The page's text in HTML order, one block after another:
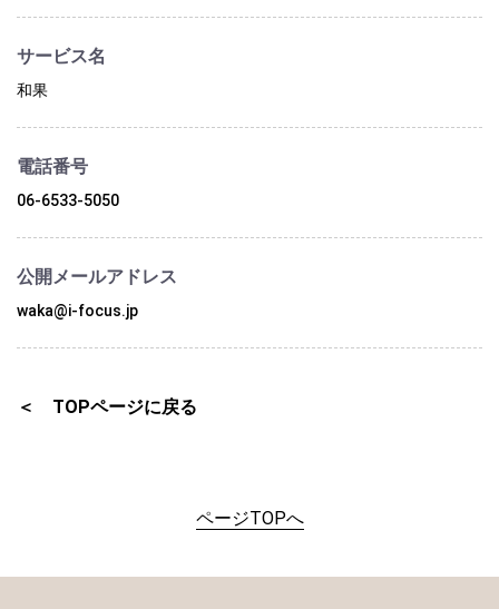
サービス名
和果
電話番号
06-6533-5050
公開メールアドレス
waka@i-focus.jp
＜ TOPページに戻る
ページTOPへ